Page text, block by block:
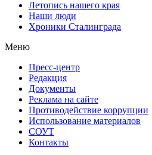
Летопись нашего края
Наши люди
Хроники Сталинграда
Меню
Пресс-центр
Редакция
Документы
Реклама на сайте
Противодействие коррупции
Использование материалов
СОУТ
Контакты